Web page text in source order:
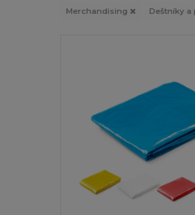
Merchandising Deštníky a